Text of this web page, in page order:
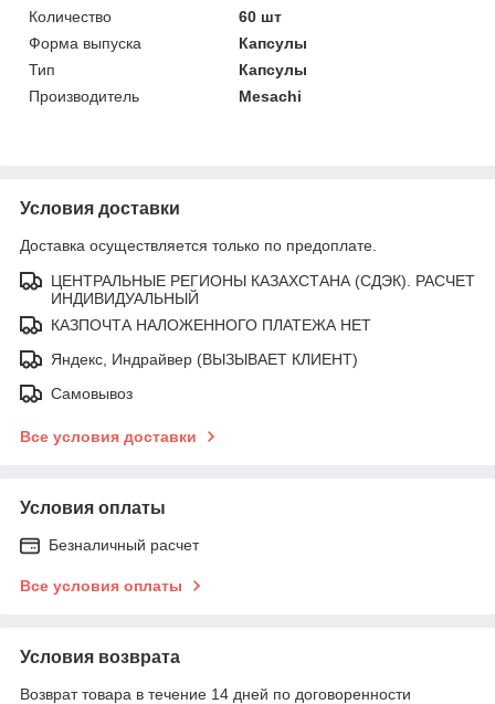
Количество
60 шт
Форма выпуска
Капсулы
Тип
Капсулы
Производитель
Mesachi
Условия доставки
Доставка осуществляется только по предоплате.
ЦЕНТРАЛЬНЫЕ РЕГИОНЫ КАЗАХСТАНА (СДЭК). РАСЧЕТ
ИНДИВИДУАЛЬНЫЙ
КАЗПОЧТА НАЛОЖЕННОГО ПЛАТЕЖА НЕТ
Яндекс, Индрайвер (ВЫЗЫВАЕТ КЛИЕНТ)
Самовывоз
Все условия доставки
Условия оплаты
Безналичный расчет
Все условия оплаты
Условия возврата
Возврат товара в течение 14 дней по договоренности